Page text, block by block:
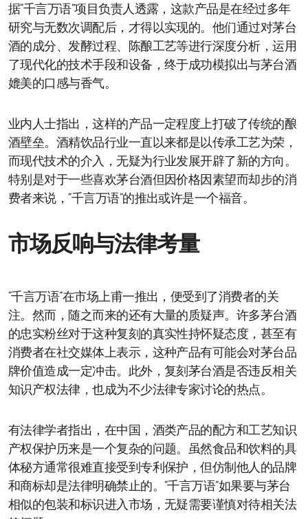
据“千言万语”项目负责人透露，这款产品是在经过多年
研究与无数次调配后，才得以实现的。他们通过对茅台
酒的成分、发酵过程、陈酿工艺等进行深度分析，运用
了现代化的技术手段和设备，终于成功模拟出与茅台酒
媲美的口感与香气。
业内人士指出，这样的产品一定程度上打破了传统的酿
酒壁垒。酒精饮品行业一直以来都是以传承工艺为荣，
而现代技术的介入，无疑为行业发展开辟了新的方向。
特别是对于一些喜欢茅台酒但因价格因素望而却步的消
费者来说，“千言万语”的推出或许是一个福音。
市场反响与法律考量
“千言万语”在市场上甫一推出，便受到了消费者的关
注。然而，随之而来的还有大量的质疑声。许多茅台酒
的忠实粉丝对于这种复刻的真实性持怀疑态度，甚至有
消费者在社交媒体上表示，这种产品有可能会对茅台品
牌价值造成一定冲击。此外，复刻茅台酒是否违反相关
知识产权法律，也成为不少法律专家讨论的热点。
有法律学者指出，在中国，酒类产品的配方和工艺知识
产权保护历来是一个复杂的问题。虽然食品和饮料的具
体秘方通常很难直接受到专利保护，但仿制他人的品牌
和商标却是法律明确禁止的。“千言万语”如果要与茅台
相似的包装和标识进入市场，无疑需要谨慎对待相关法